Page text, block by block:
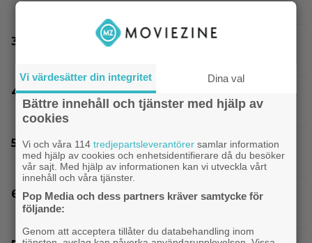
Thrillern med Katherine Heigl sålde bara 6
”Snyggaste spelet genom tiderna” släpptes
2020: ”Fantastisk spelvärld”
På tv ikväll: Edward Norton gjorde sin hyllade
filmdebut i denna skarpa thriller
”The Simpsons” kan ta slut efter 40 säsonger
– tror skådespelaren bakom Bart
Vi värdesätter din integritet Dina val
Bättre innehåll och tjänster med hjälp av
cookies
Vi och våra 114tredjepartsleverantörer samlar information
med hjälp av cookies och enhetsidentifierare då du besöker
vår sajt. Med hjälp av informationen kan vi utveckla vårt
innehåll och våra tjänster.
Pop Media och dess partners kräver samtycke för
följande:
Genom att acceptera tillåter du databehandling inom